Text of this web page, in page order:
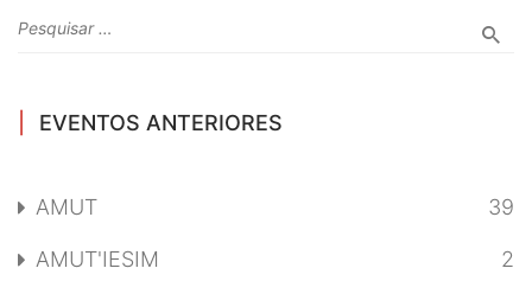
EVENTOS ANTERIORES
AMUT 39
AMUT'IESIM 2